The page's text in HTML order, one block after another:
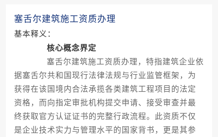
塞舌尔建筑施工资质办理
基本释义：
核心概念界定
塞舌尔建筑施工资质办理，特指建筑企业依
据塞舌尔共和国现行法律法规与行业监管框架，为
获得在该国境内合法承揽各类建筑工程项目的法定
资格，而向指定审批机构提交申请、接受审查并最
终获取官方认证证书的完整行政流程。此资质不仅
是企业技术实力与管理水平的国家背书，更是其参